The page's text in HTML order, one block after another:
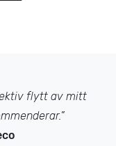
Flytten flöt på
varsamt.
om/när nästa